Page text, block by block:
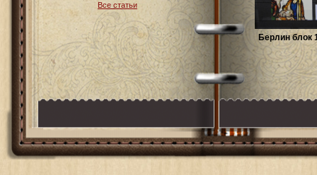
Все статьи
Берлин блок